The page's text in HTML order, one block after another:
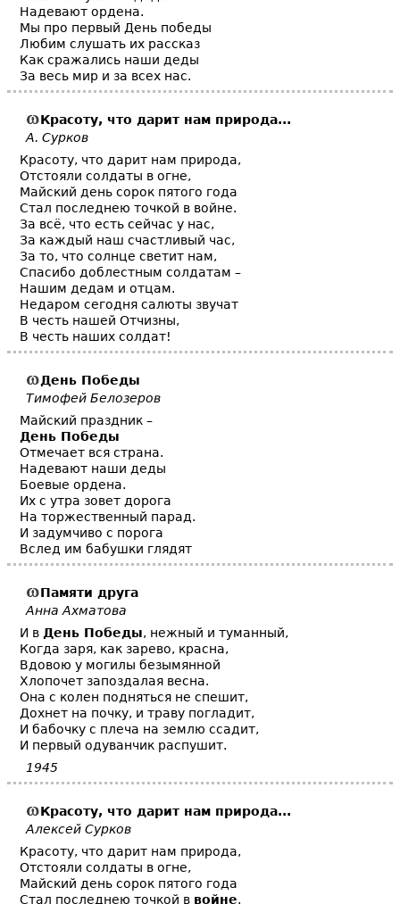
Надевают ордена.
Мы про первый День победы
Любим слушать их рассказ
Как сражались наши деды
За весь мир и за всех нас.
Красоту, что дарит нам природа...
А. Сурков
Красоту, что дарит нам природа,
Отстояли солдаты в огне,
Майский день сорок пятого года
Стал последнею точкой в войне.
За всё, что есть сейчас у нас,
За каждый наш счастливый час,
За то, что солнце светит нам,
Спасибо доблестным солдатам –
Нашим дедам и отцам.
Недаром сегодня салюты звучат
В честь нашей Отчизны,
В честь наших солдат!
День Победы
Тимофей Белозеров
Майский праздник –
День Победы
Отмечает вся страна.
Надевают наши деды
Боевые ордена.
Их с утра зовет дорога
На торжественный парад.
И задумчиво с порога
Вслед им бабушки глядят
Памяти друга
Анна Ахматова
И в День Победы, нежный и туманный,
Когда заря, как зарево, красна,
Вдовою у могилы безымянной
Хлопочет запоздалая весна.
Она с колен подняться не спешит,
Дохнет на почку, и траву погладит,
И бабочку с плеча на землю ссадит,
И первый одуванчик распушит.
1945
Красоту, что дарит нам природа...
Алексей Сурков
Красоту, что дарит нам природа,
Отстояли солдаты в огне,
Майский день сорок пятого года
Стал последнею точкой в войне.